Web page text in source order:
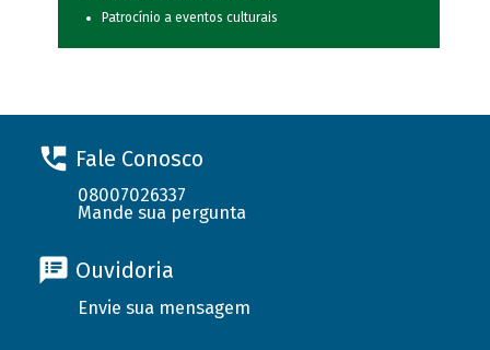
Patrocínio a eventos culturais
Fale Conosco
08007026337
Mande sua pergunta
Ouvidoria
Envie sua mensagem